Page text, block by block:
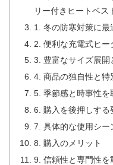
リー付きヒートベス
1. 冬の防寒対策に最
2. 便利な充電式ヒー
3. 豊富なサイズ展開
4. 商品の独自性と特
5. 季節感と時事性を
6. 購入を後押しする
7. 具体的な使用シー
8. 購入のメリット
9. 信頼性と専門性を